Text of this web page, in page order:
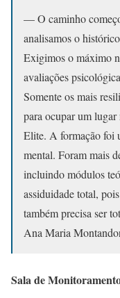
— O caminho
analisamos o
Exigimos o máximo
avaliações
Somente os mais
para ocupar um
Elite. A formação foi
mental. Foram mais
incluindo módulos
assiduidade total,
também precisa ser
Ana Maria
Sala de